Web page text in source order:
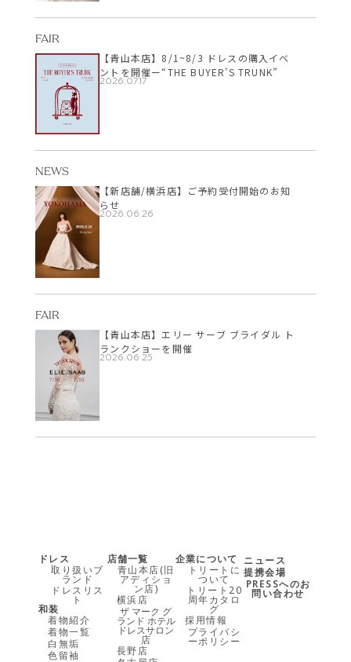
FAIR
【青山本店】8/1~8/3 ドレスの購入イベ
ントを開催ー“THE BUYER’S TRUNK”
2026.07.17
NEWS
【新店舗/横浜店】ご予約受付開始のお知
らせ
2026.06.26
FAIR
【青山本店】エリー サーブ ブライダル ト
ランクショーを開催
2026.06.25
ドレス
取り扱いブ
ランド
ドレスリス
ト
和装
着物紹介
着物一覧
白無垢
色留袖
店舗一覧
青山本店(旧
アディショ
ン店)
横浜店
ザ マーク グ
ランド ホテル
ドレスサロン
店
長野店
企業について
トリートに
ついて
トリート20
周年カタロ
グ
採用情報
プライバシ
ーポリシー
ニュース
提携会場
PRESSへのお
問い合わせ